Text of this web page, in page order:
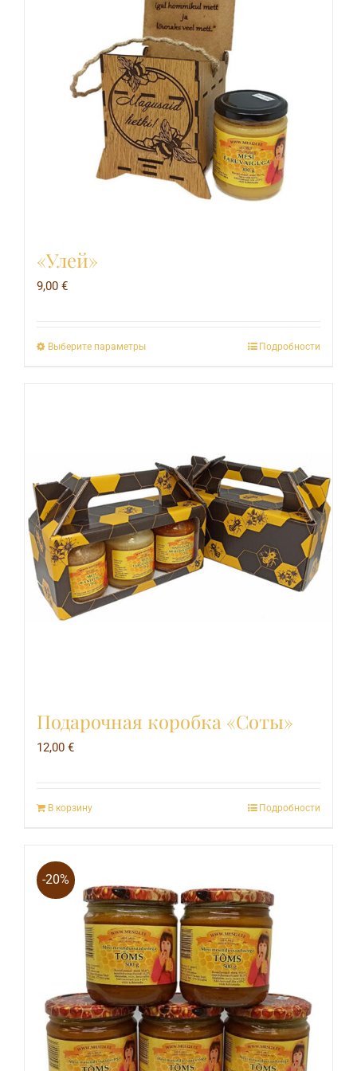
«Улей»
9,00 €
Выберите параметрыЭтот
Опции
можно
выбрать
на
странице
товара.
Подробности
Подарочная коробка «Соты»
12,00 €
В корзину Подробности
-20%